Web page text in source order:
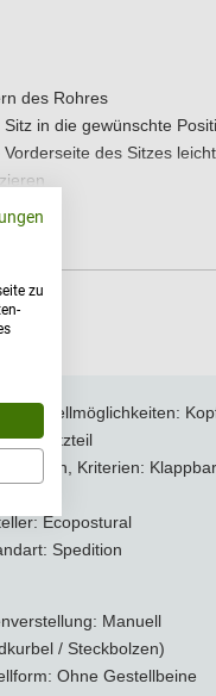
des Rohres
in die gewünschte
des Sitzes
und setzen das Gestell
und ziehen Sie die
(und legen Sie das Teil
bevor Sie sie wieder
der Struktur befestigt,
M-2 gemäß CE-
Verstellmöglichkeiten:
Sitzteil
Kriterien:
Ecopostural
Spedition
Manuell
/ Steckbolzen)
Ohne Gestellbeine
zu